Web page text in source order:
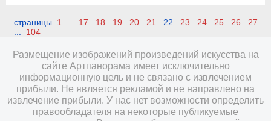
страницы 1 ... 17 18 19 20 21 22 23 24 25 26
27
... 104
Размещение изображений произведений искусства на
сайте Артпанорама имеет исключительно
информационную цель и не связано с извлечением
прибыли. Не является рекламой и не направлено на
извлечение прибыли. У нас нет возможности определить
правообладателя на некоторые публикуемые